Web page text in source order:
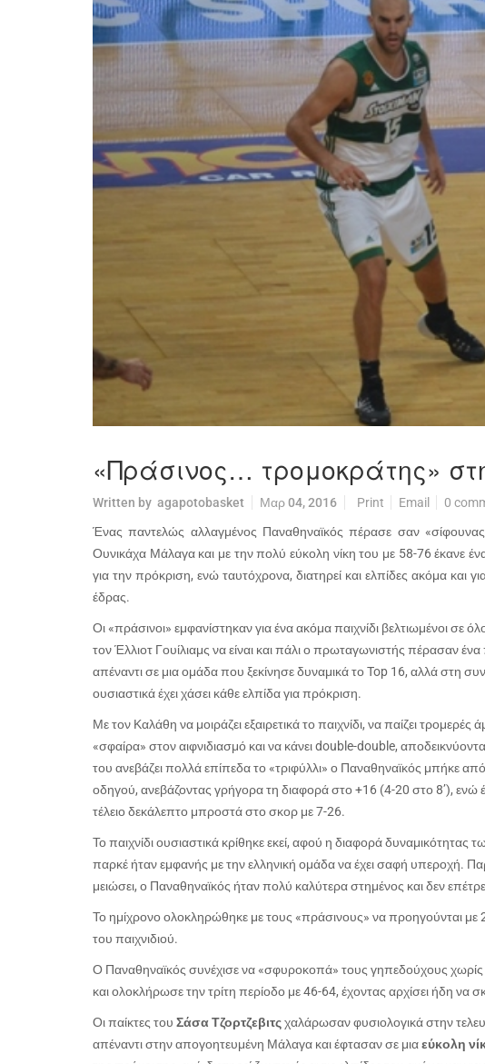
«Πράσινος… τρομοκράτης»
Written by agapotobasket Μαρ 04, 2016 Print Email 0
Ένας παντελώς αλλαγμένος Παναθηναϊκός πέρασε σαν
Ουνικάχα Μάλαγα και με την πολύ εύκολη νίκη του με 58-76 έκανε
για την πρόκριση, ενώ ταυτόχρονα, διατηρεί και ελπίδες ακόμα και
έδρας.
Οι «πράσινοι» εμφανίστηκαν για ένα ακόμα παιχνίδι βελτιωμένοι σε
τον Έλλιοτ Γουίλιαμς να είναι και πάλι ο πρωταγωνιστής πέρασαν
απέναντι σε μια ομάδα που ξεκίνησε δυναμικά το Top 16, αλλά στη
ουσιαστικά έχει χάσει κάθε ελπίδα για πρόκριση.
Με τον Καλάθη να μοιράζει εξαιρετικά το παιχνίδι, να παίζει τρομερές
«σφαίρα» στον αιφνιδιασμό και να κάνει double-double,
του ανεβάζει πολλά επίπεδα το «τριφύλλι» ο Παναθηναϊκός μπήκε
οδηγού, ανεβάζοντας γρήγορα τη διαφορά στο +16 (4-20 στο 8’), ενώ
τέλειο δεκάλεπτο μπροστά στο σκορ με 7-26.
Το παιχνίδι ουσιαστικά κρίθηκε εκεί, αφού η διαφορά
παρκέ ήταν εμφανής με την ελληνική ομάδα να έχει σαφή υπεροχή.
μειώσει, ο Παναθηναϊκός ήταν πολύ καλύτερα στημένος και δεν
Το ημίχρονο ολοκληρώθηκε με τους «πράσινους» να προηγούνται με
του παιχνιδιού.
Ο Παναθηναϊκός συνέχισε να «σφυροκοπά» τους γηπεδούχους
και ολοκλήρωσε την τρίτη περίοδο με 46-64, έχοντας αρχίσει ήδη να
Οι παίκτες του Σάσα Τζορτζεβιτςχαλάρωσαν φυσιολογικά στην
απέναντι στην απογοητευμένη Μάλαγα και έφτασαν σε μιαεύκολη